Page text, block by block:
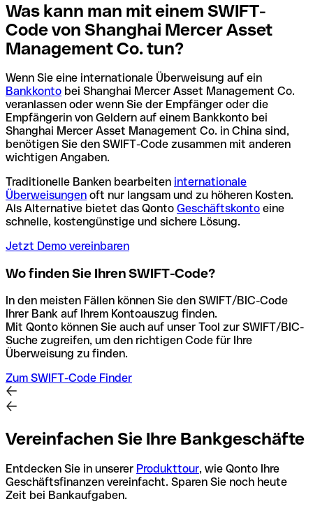
Was kann man mit einem SWIFT-
Code von Shanghai Mercer Asset
Management Co. tun?
Wenn Sie eine internationale Überweisung auf ein
Bankkonto bei Shanghai Mercer Asset Management Co.
veranlassen oder wenn Sie der Empfänger oder die
Empfängerin von Geldern auf einem Bankkonto bei
Shanghai Mercer Asset Management Co. in China sind,
benötigen Sie den SWIFT-Code zusammen mit anderen
wichtigen Angaben.
Traditionelle Banken bearbeiten internationale
Überweisungen oft nur langsam und zu höheren Kosten.
Als Alternative bietet das Qonto Geschäftskonto eine
schnelle, kostengünstige und sichere Lösung.
Jetzt Demo vereinbaren
Wo finden Sie Ihren SWIFT-Code?
In den meisten Fällen können Sie den SWIFT/BIC-Code
Ihrer Bank auf Ihrem Kontoauszug finden.
Mit Qonto können Sie auch auf unser Tool zur SWIFT/BIC-
Suche zugreifen, um den richtigen Code für Ihre
Überweisung zu finden.
Zum SWIFT-Code Finder
Vereinfachen Sie Ihre Bankgeschäfte
Entdecken Sie in unserer Produkttour, wie Qonto Ihre
Geschäftsfinanzen vereinfacht. Sparen Sie noch heute
Zeit bei Bankaufgaben.